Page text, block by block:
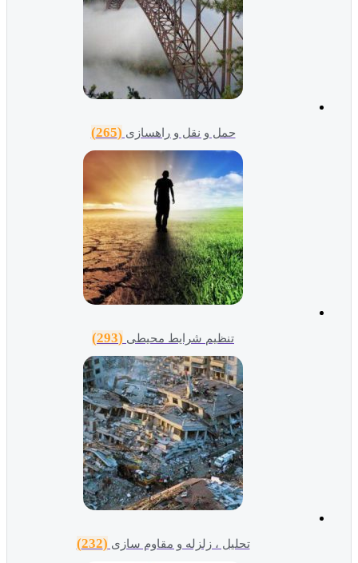
حمل و نقل و راهسازی (265)
تنظیم شرایط محیطی (293)
تحلیل ، زلزله و مقاوم سازی (232)